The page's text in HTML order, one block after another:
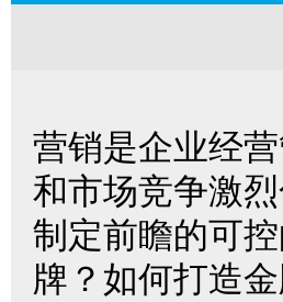
营销是企业经
和市场竞争激
制定前瞻的可
牌？如何打造